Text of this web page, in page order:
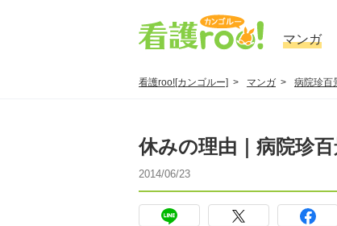
マンガ
看護roo![カンゴルー] マンガ 病院珍百
休みの理由｜病院珍百
2014/06/23